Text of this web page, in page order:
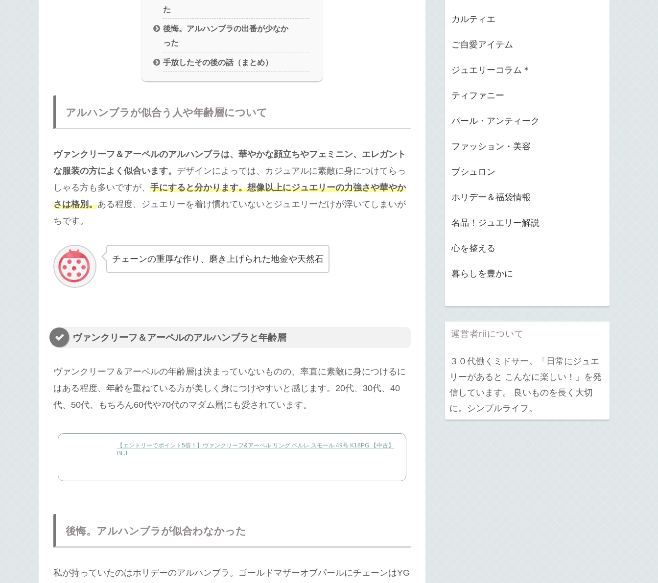
た
後悔。アルハンブラの出番が少なか
った
手放したその後の話（まとめ）
アルハンブラが似合う人や年齢層について
ヴァンクリーフ＆アーペルのアルハンブラは、華やかな顔立ちやフェミニン、エレガント
な服装の方によく似合います。 デザインによっては、カジュアルに素敵に身につけてらっ
しゃる方も多いですが、 手にすると分かります。想像以上にジュエリーの力強さや華やか
さは格別。ある程度、ジュエリーを着け慣れていないとジュエリーだけが浮いてしまいが
ちです。
チェーンの重厚な作り、磨き上げられた地金や天然石
ヴァンクリーフ＆アーペルのアルハンブラと年齢層
ヴァンクリーフ＆アーペルの年齢層は決まっていないものの、率直に素敵に身につけるに
はある程度、年齢を重ねている方が美しく身につけやすいと感じます。20代、30代、40
代、50代、もちろん60代や70代のマダム層にも愛されています。
【エントリーでポイント5倍！】ヴァンクリーフ&アーペル リング ペルレ スモール 49号 K18PG 【中古】
BLJ
後悔。アルハンブラが似合わなかった
私が持っていたのはホリデーのアルハンブラ。ゴールドマザーオブパールにチェーンはYG
カルティエ
ご自愛アイテム
ジュエリーコラム＊
ティファニー
パール・アンティーク
ファッション・美容
ブシュロン
ホリデー＆福袋情報
名品！ジュエリー解説
心を整える
暮らしを豊かに
運営者riiについて
３０代働くミドサー。「日常にジュエ
リーがあると こんなに楽しい！」を発
信しています。 良いものを長く大切
に。シンプルライフ。